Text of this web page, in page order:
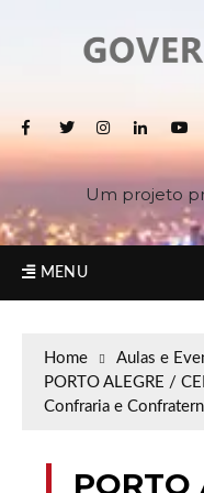
Um projeto
MENU
Home
Aulas e
PORTO ALEGRE /
Confraria e
PORTO